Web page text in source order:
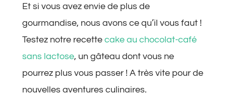
Et si vous avez envie de plus de
gourmandise, nous avons ce qu’il vous faut !
Testez notre recette cake au chocolat-café
sans lactose, un gâteau dont vous ne
pourrez plus vous passer ! A très vite pour de
nouvelles aventures culinaires.